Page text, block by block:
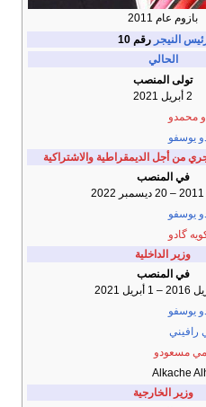
بازوم عام 2011
النيجر رقم 10
الحالي
تولى المنصب
2 أبريل 2021
محمدو
يوسفو
من أجل الديمقراطية والاشتراكية
في المنصب
يوسفو
گادو
وزير الداخلية
في المنصب
يوسفو
رافيني
مسعودو
Alkache
وزير الخارجية